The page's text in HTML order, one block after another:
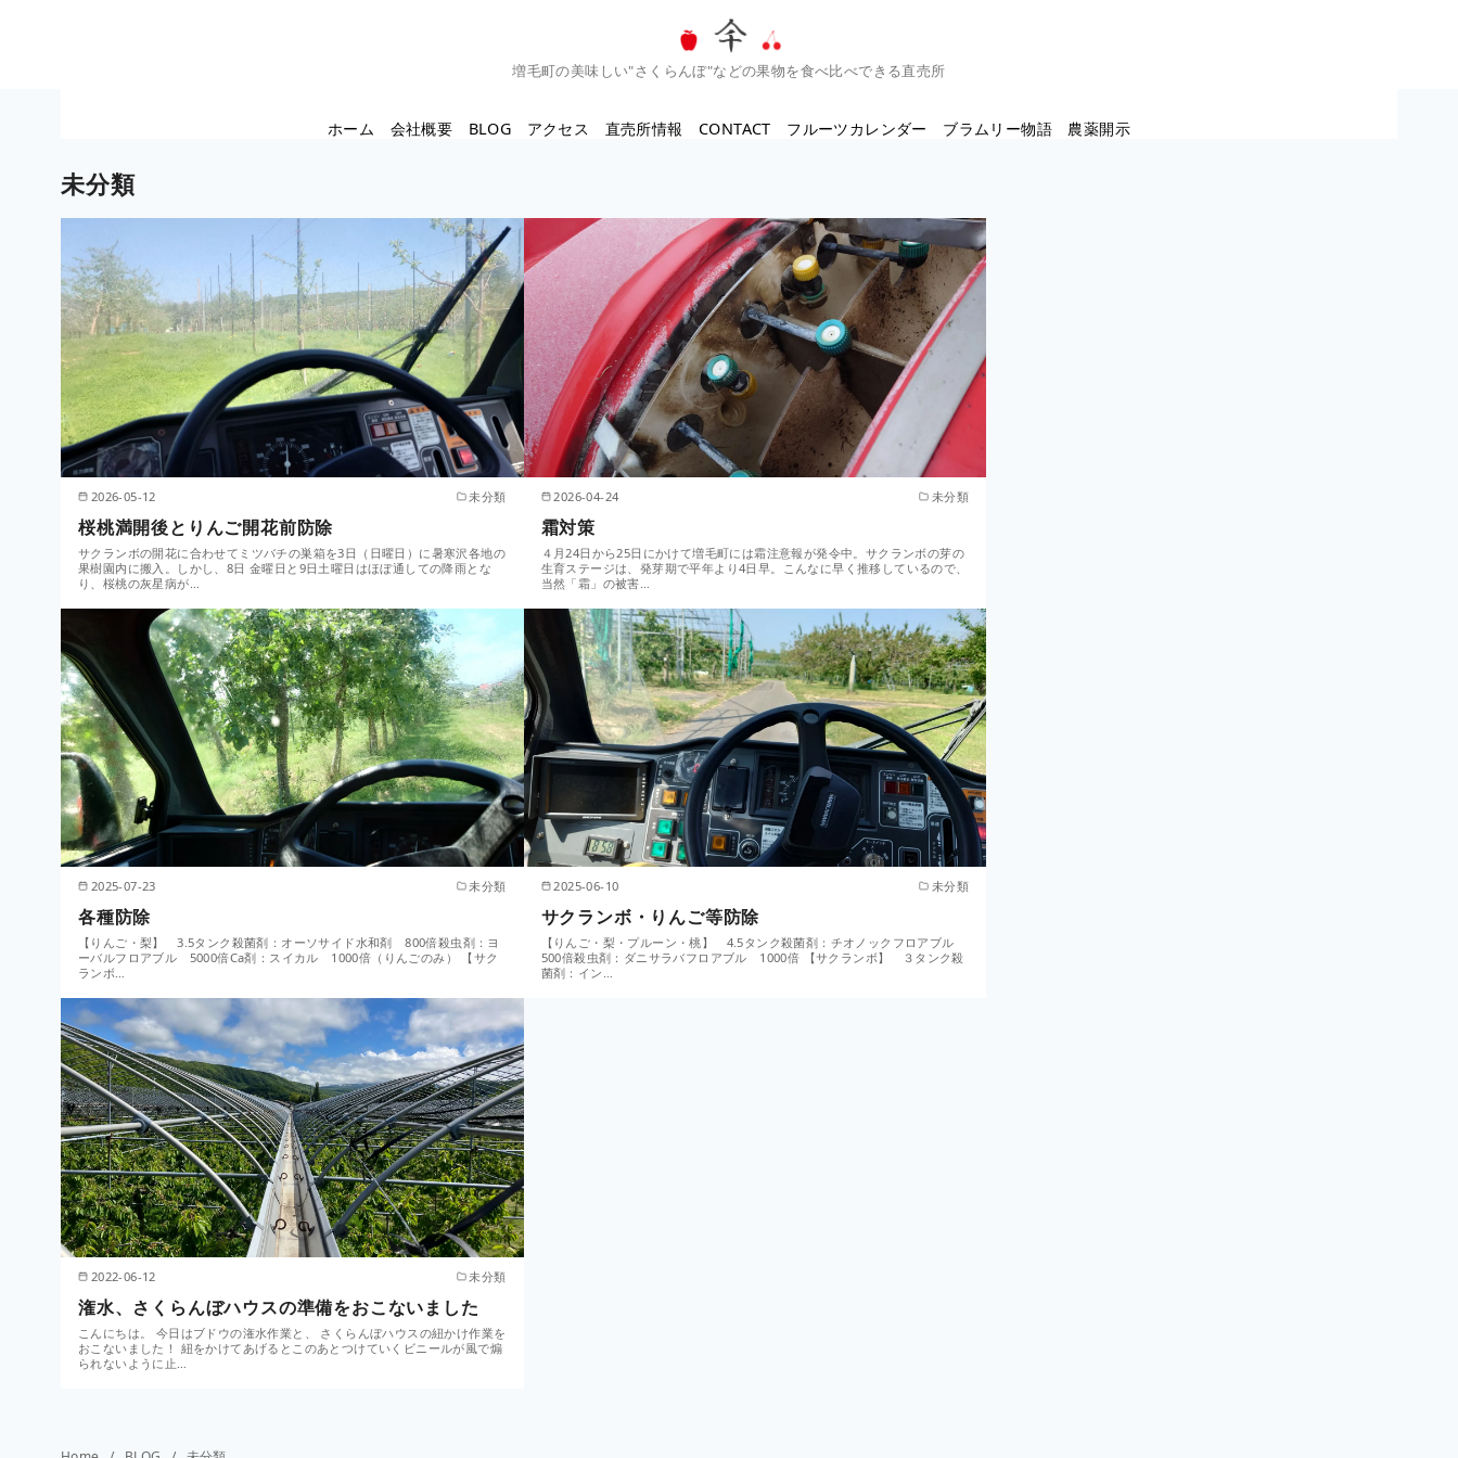
増毛町の美味しい"さくらんぼ"などの果物を食べ比べできる直売所
ホーム 会社概要 BLOG アクセス 直売所情報 CONTACT フルーツカレンダー ブラムリー物語 農薬開示
未分類
2026-05-12 未分類
桜桃満開後とりんご開花前防除
サクランボの開花に合わせてミツバチの巣箱を3日（日曜日）に暑寒沢各地の
果樹園内に搬入。しかし、8日 金曜日と9日土曜日はほぼ通しての降雨とな
り、桜桃の灰星病が…
2026-04-24 未分類
霜対策
４月24日から25日にかけて増毛町には霜注意報が発令中。サクランボの芽の
生育ステージは、発芽期で平年より4日早。こんなに早く推移しているので、
当然「霜」の被害…
2025-07-23 未分類
各種防除
【りんご・梨】 3.5タンク殺菌剤：オーソサイド水和剤 800倍殺虫剤：ヨ
ーバルフロアブル 5000倍Ca剤：スイカル 1000倍（りんごのみ） 【サク
ランボ…
2025-06-10 未分類
サクランボ・りんご等防除
【りんご・梨・プルーン・桃】 4.5タンク殺菌剤：チオノックフロアブル
500倍殺虫剤：ダニサラバフロアブル 1000倍 【サクランボ】 ３タンク殺
菌剤：イン…
2022-06-12 未分類
潅水、さくらんぼハウスの準備をおこないました
こんにちは。 今日はブドウの潅水作業と、 さくらんぼハウスの紐かけ作業を
おこないました！ 紐をかけてあげるとこのあとつけていくビニールが風で煽
られないように止…